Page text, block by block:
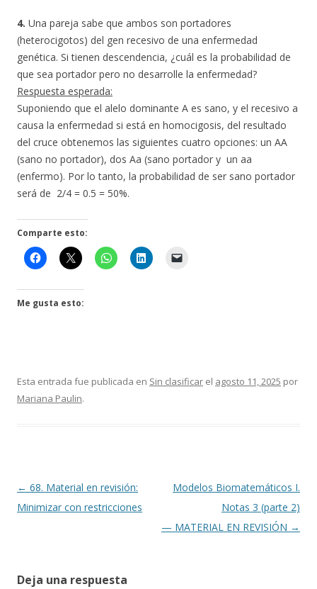
4. Una pareja sabe que ambos son portadores
(heterocigotos) del gen recesivo de una enfermedad
genética. Si tienen descendencia, ¿cuál es la probabilidad de
que sea portador pero no desarrolle la enfermedad?
Respuesta esperada:
Suponiendo que el alelo dominante A es sano, y el recesivo a
causa la enfermedad si está en homocigosis, del resultado
del cruce obtenemos las siguientes cuatro opciones: un AA
(sano no portador), dos Aa (sano portador y un aa
(enfermo). Por lo tanto, la probabilidad de ser sano portador
será de 2/4 = 0.5 = 50%.
Comparte esto:
Me gusta esto:
Esta entrada fue publicada en Sin clasificar el agosto 11, 2025 por
Mariana Paulin.
Navegación
de
← 68. Material en revisión:
Minimizar con restricciones
Modelos Biomatemáticos I.
Notas 3 (parte 2)
— MATERIAL EN REVISIÓN →
Deja una respuesta